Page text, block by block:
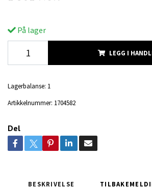
På lager
LEGG I
Lagerbalanse: 1
Artikkelnummer: 1704582
Del
BESKRIVELSE